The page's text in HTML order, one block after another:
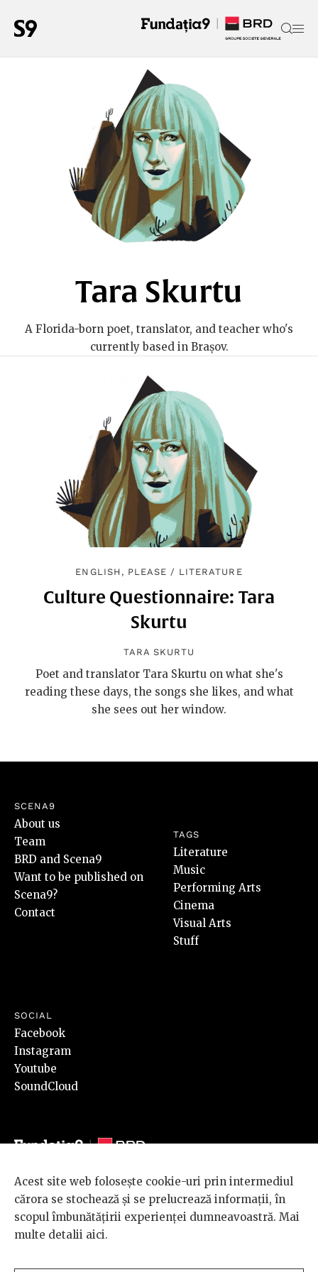
Tara Skurtu
A Florida-born poet, translator, and teacher who's
currently based in Brașov.
ENGLISH, PLEASE / LITERATURE
Culture Questionnaire: Tara
Skurtu
TARA SKURTU
Poet and translator Tara Skurtu on what she's
reading these days, the songs she likes, and what
she sees out her window.
SCENA9
About us
Team
BRD and Scena9
Want to be published on
Scena9?
Contact
TAGS
Literature
Music
Performing Arts
Cinema
Visual Arts
Stuff
SOCIAL
Facebook
Instagram
Youtube
SoundCloud
© 2026 BRD Groupe Société Générale, toate drepturile rezervate.
Scena 9 este un proiect sustinut de
BRD GROUPE SOCIÉTÉ
GÉNÉRALE
Acest site web folosește cookie-uri prin intermediul
cărora se stochează și se prelucrează informații, în
scopul îmbunătățirii experienței dumneavoastră. Mai
multe detalii aici.